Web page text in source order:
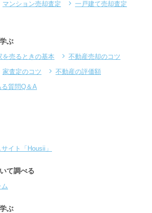
マンション売却査定
一戸建て売却査定
ぶ
を売るときの基本
不動産売却のコツ
家査定のコツ
不動産の評価額
質問Q＆A
イト「Housii」
て調べる
ぶ